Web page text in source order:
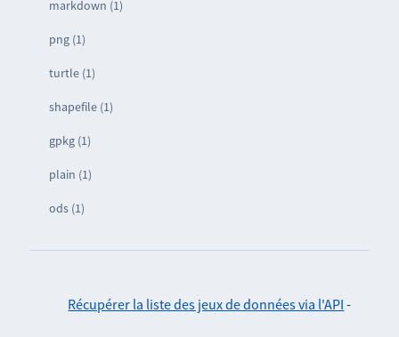
markdown (1)
png (1)
turtle (1)
shapefile (1)
gpkg (1)
plain (1)
ods (1)
Récupérer la liste des jeux de données via l'API -